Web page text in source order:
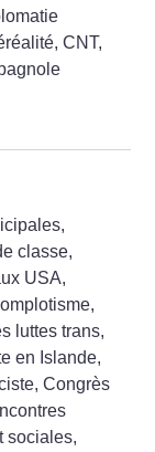
CNT,
classe,
USA,
luttes trans,
en Islande,
Congrès
sociales,